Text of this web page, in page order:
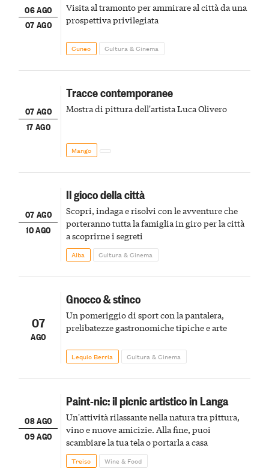
06 AGO
07 AGO
Visita al tramonto per ammirare al città da una
prospettiva privilegiata
Cuneo Cultura & Cinema
07 AGO
17 AGO
Tracce contemporanee
Mostra di pittura dell'artista Luca Olivero
Mango
07 AGO
10 AGO
Il gioco della città
Scopri, indaga e risolvi con le avventure che
porteranno tutta la famiglia in giro per la città
a scoprirne i segreti
Alba Cultura & Cinema
07
AGO
Gnocco & stinco
Un pomeriggio di sport con la pantalera,
prelibatezze gastronomiche tipiche e arte
Lequio Berria Cultura & Cinema
08 AGO
09 AGO
Paint-nic: il picnic artistico in Langa
Un'attività rilassante nella natura tra pittura,
vino e nuove amicizie. Alla fine, puoi
scambiare la tua tela o portarla a casa
Treiso Wine & Food